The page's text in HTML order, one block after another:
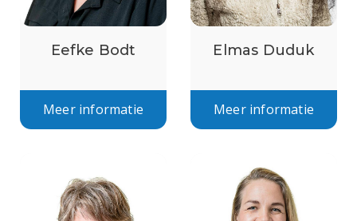
Eefke Bodt
Meer informatie
Elmas Duduk
Meer informatie